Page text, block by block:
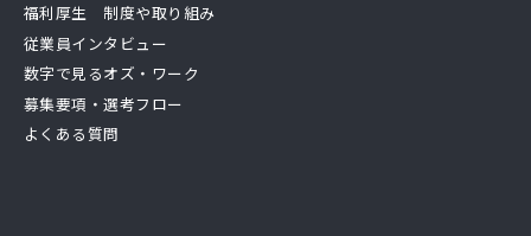
福利厚生 制度や取り組み
従業員インタビュー
数字で見るオズ・ワーク
募集要項・選考フロー
よくある質問